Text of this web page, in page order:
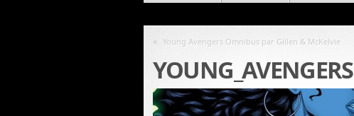
« Young Avengers Omnibus par Gillen & McKelvie
YOUNG_AVENGERS